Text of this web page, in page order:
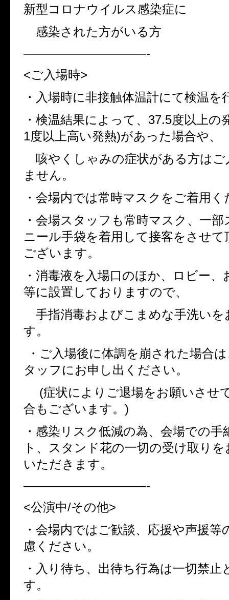
新型コロナウイルス感染症に
感染された方がいる方
——————————-
<ご入場時>
・入場時に非接触体温計にて検温を
・検温結果によって、 37.5度以上の
1度以上高い発熱)があった場合や、
咳やくしゃみの症状がある方はご
ません。
・会場内では常時マスクをご着用く
・会場スタッフも常時マスク、一
ニール手袋を着用して接客をさせて
ございます。
・消毒液を入場口のほか、ロビー、
等に設置しておりますので、
手指消毒およびこまめな手洗いを
す。
・ご入場後に体調を崩された場合
タッフにお申し出ください。
(症状によりご退場をお願いさせ
合もございます。 )
・感染リスク低減の為、会場での手
ト、スタンド花の一切の受け取り
いただきます。
——————————-
<公演中/その他>
・会場内ではご歓談、応援や声援等
慮ください。
・入り待ち、出待ち行為は一切禁止
す。